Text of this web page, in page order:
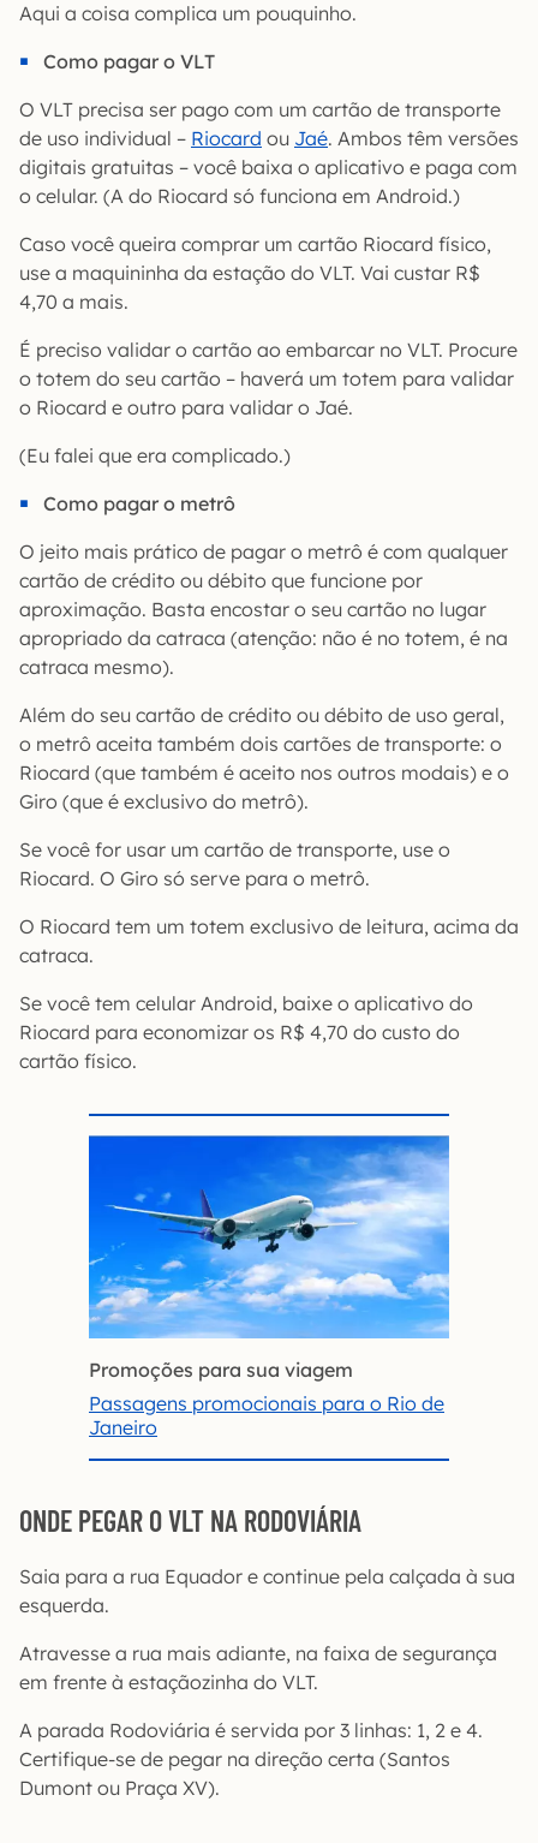
Aqui a coisa complica um pouquinho.
Como pagar o VLT
O VLT precisa ser pago com um cartão de transporte
de uso individual – Riocard ou Jaé. Ambos têm versões
digitais gratuitas – você baixa o aplicativo e paga com
o celular. (A do Riocard só funciona em Android.)
Caso você queira comprar um cartão Riocard físico,
use a maquininha da estação do VLT. Vai custar R$
4,70 a mais.
É preciso validar o cartão ao embarcar no VLT. Procure
o totem do seu cartão – haverá um totem para validar
o Riocard e outro para validar o Jaé.
(Eu falei que era complicado.)
Como pagar o metrô
O jeito mais prático de pagar o metrô é com qualquer
cartão de crédito ou débito que funcione por
aproximação. Basta encostar o seu cartão no lugar
apropriado da catraca (atenção: não é no totem, é na
catraca mesmo).
Além do seu cartão de crédito ou débito de uso geral,
o metrô aceita também dois cartões de transporte: o
Riocard (que também é aceito nos outros modais) e o
Giro (que é exclusivo do metrô).
Se você for usar um cartão de transporte, use o
Riocard. O Giro só serve para o metrô.
O Riocard tem um totem exclusivo de leitura, acima da
catraca.
Se você tem celular Android, baixe o aplicativo do
Riocard para economizar os R$ 4,70 do custo do
cartão físico.
Promoções para sua viagem
Passagens promocionais para o Rio de
Janeiro
ONDE PEGAR O VLT NA RODOVIÁRIA
Saia para a rua Equador e continue pela calçada à sua
esquerda.
Atravesse a rua mais adiante, na faixa de segurança
em frente à estaçãozinha do VLT.
A parada Rodoviária é servida por 3 linhas: 1, 2 e 4.
Certifique-se de pegar na direção certa (Santos
Dumont ou Praça XV).